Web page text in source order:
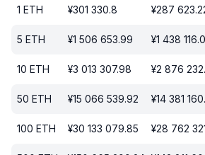
1 ETH ¥301 330.8 ¥287
5 ETH ¥1 506 653.99 ¥1 438
10 ETH ¥3 013 307.98 ¥2 876
50 ETH ¥15 066 539.92 ¥14 381
100 ETH ¥30 133 079.85 ¥28 762